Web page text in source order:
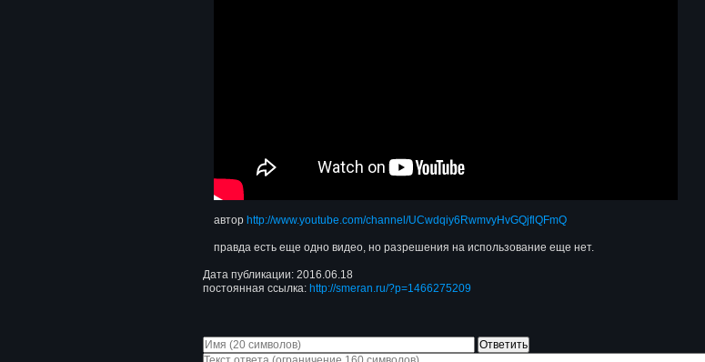
автор http://www.youtube.com/channel/UCwdqiy6RwmvyHvGQjflQFmQ
правда есть еще одно видео, но разрешения на использование еще нет.
Дата публикации: 2016.06.18
постоянная ссылка: http://smeran.ru/?p=1466275209